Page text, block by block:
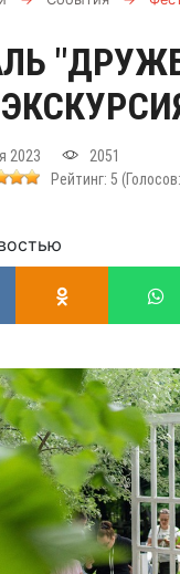
2023
2051
Рейтинг: 5